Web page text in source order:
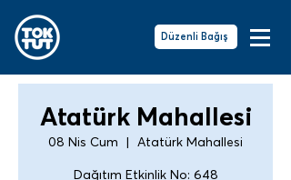
Düzenli Bağış
Atatürk Mahallesi
08 Nis Cum Atatürk Mahallesi
Dağıtım Etkinlik No: 648